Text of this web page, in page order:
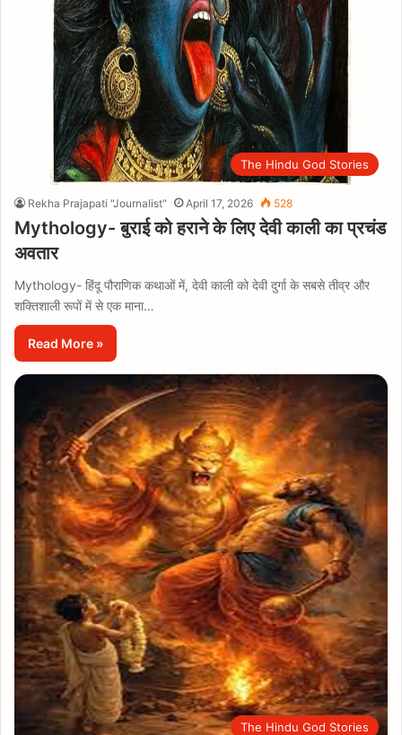
The Hindu God Stories
Rekha Prajapati "Journalist" April 17, 2026 528
Mythology- बुराई को हराने के लिए देवी काली का प्रचंड
अवतार
Mythology- हिंदू पौराणिक कथाओं में, देवी काली को देवी दुर्गा के सबसे तीव्र और
शक्तिशाली रूपों में से एक माना…
Read More »
The Hindu God Stories